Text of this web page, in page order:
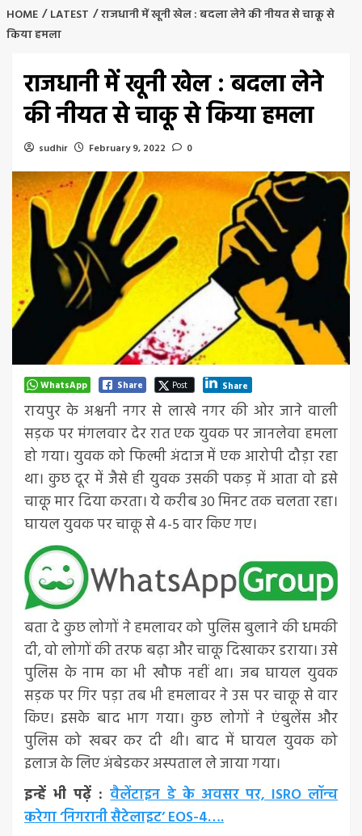
HOME LATEST
राजधानी में खूनी खेल : बदला लेने की नीयत से चाकू से
किया हमला
राजधानी में खूनी खेल : बदला लेने
की नीयत से चाकू से किया हमला
sudhir February 9, 2022 0
WhatsApp Share Post Share
रायपुर के अश्वनी नगर से लाखे नगर की ओर जाने वाली
सड़क पर मंगलवार देर रात एक युवक पर जानलेवा हमला
हो गया। युवक को फिल्मी अंदाज में एक आरोपी दौड़ा रहा
था। कुछ दूर में जैसे ही युवक उसकी पकड़ में आता वो इसे
चाकू मार दिया करता। ये करीब 30 मिनट तक चलता रहा।
घायल युवक पर चाकू से 4-5 वार किए गए।
बता दे कुछ लोगों ने हमलावर को पुलिस बुलाने की धमकी
दी, वो लोगों की तरफ बढ़ा और चाकू दिखाकर डराया। उसे
पुलिस के नाम का भी खौफ नहीं था। जब घायल युवक
सड़क पर गिर पड़ा तब भी हमलावर ने उस पर चाकू से वार
किए। इसके बाद भाग गया। कुछ लोगों ने एंबुलेंस और
पुलिस को खबर कर दी थी। बाद में घायल युवक को
इलाज के लिए अंबेडकर अस्पताल ले जाया गया।
इन्हें भी पढ़ें :वैलेंटाइन डे के अवसर पर, ISRO लॉन्च
करेगा ‘निगरानी सैटेलाइट’ EOS-4….